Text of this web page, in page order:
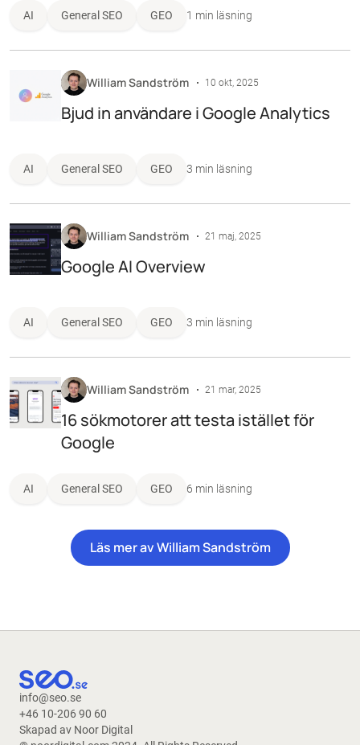
AI General SEO GEO 1 min läsning
William Sandström 10 okt, 2025
Bjud in användare i Google Analytics
AI General SEO GEO 3 min läsning
William Sandström 21 maj, 2025
Google AI Overview
AI General SEO GEO 3 min läsning
William Sandström 21 mar, 2025
16 sökmotorer att testa istället för
Google
AI General SEO GEO 6 min läsning
Läs mer av William Sandström
info@seo.se
+46 10-206 90 60
Skapad av Noor Digital